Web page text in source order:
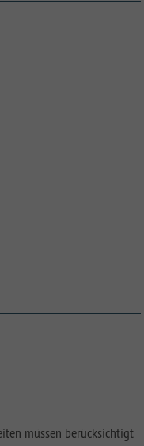
müssen berücksichtigt